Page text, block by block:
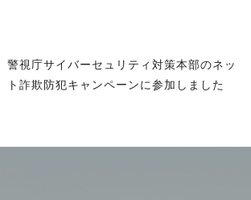
警視庁サイバーセュリティ対策本部のネッ
ト詐欺防犯キャンペーンに参加しました